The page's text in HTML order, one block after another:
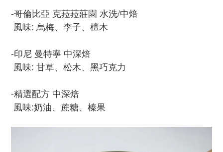
-哥倫比亞 克菈菈莊園 水洗/中焙
風味: 烏梅、李子、檀木
-印尼 曼特寧 中深焙
風味: 甘草、松木、黑巧克力
-精選配方 中深焙
風味:奶油、蔗糖、榛果